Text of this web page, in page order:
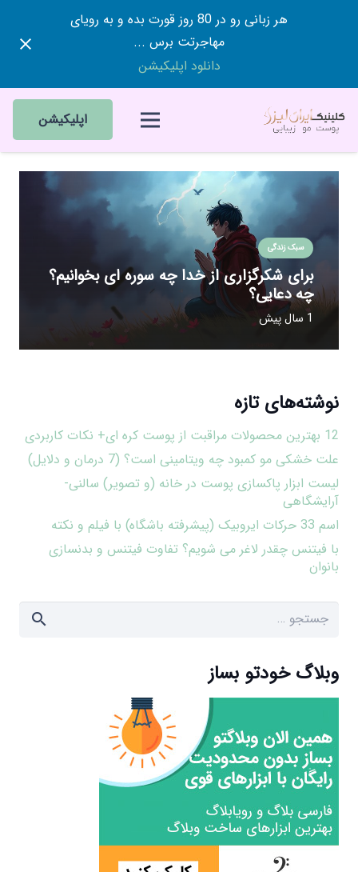
هر زبانی رو در 80 روز قورت بده و به رویای
مهاجرتت برس ...
دانلود اپلیکیشن
اپلیکیشن
سبک زندگی
برای شکرگزاری از خدا چه سوره ای بخوانیم؟
چه دعایی؟
1 سال پیش
نوشته‌های تازه
12 بهترین محصولات مراقبت از پوست کره ای+ نکات کاربردی
علت خشکی مو کمبود چه ویتامینی است؟ (7 درمان و دلایل)
لیست ابزار پاکسازی پوست در خانه (و تصویر) سالنی-
آرایشگاهی
اسم 33 حرکات ایروبیک (پیشرفته باشگاه) با فیلم و نکته
با فیتنس چقدر لاغر می شویم؟ تفاوت فیتنس و بدنسازی
بانوان
جستجو
وبلاگ خودتو بساز